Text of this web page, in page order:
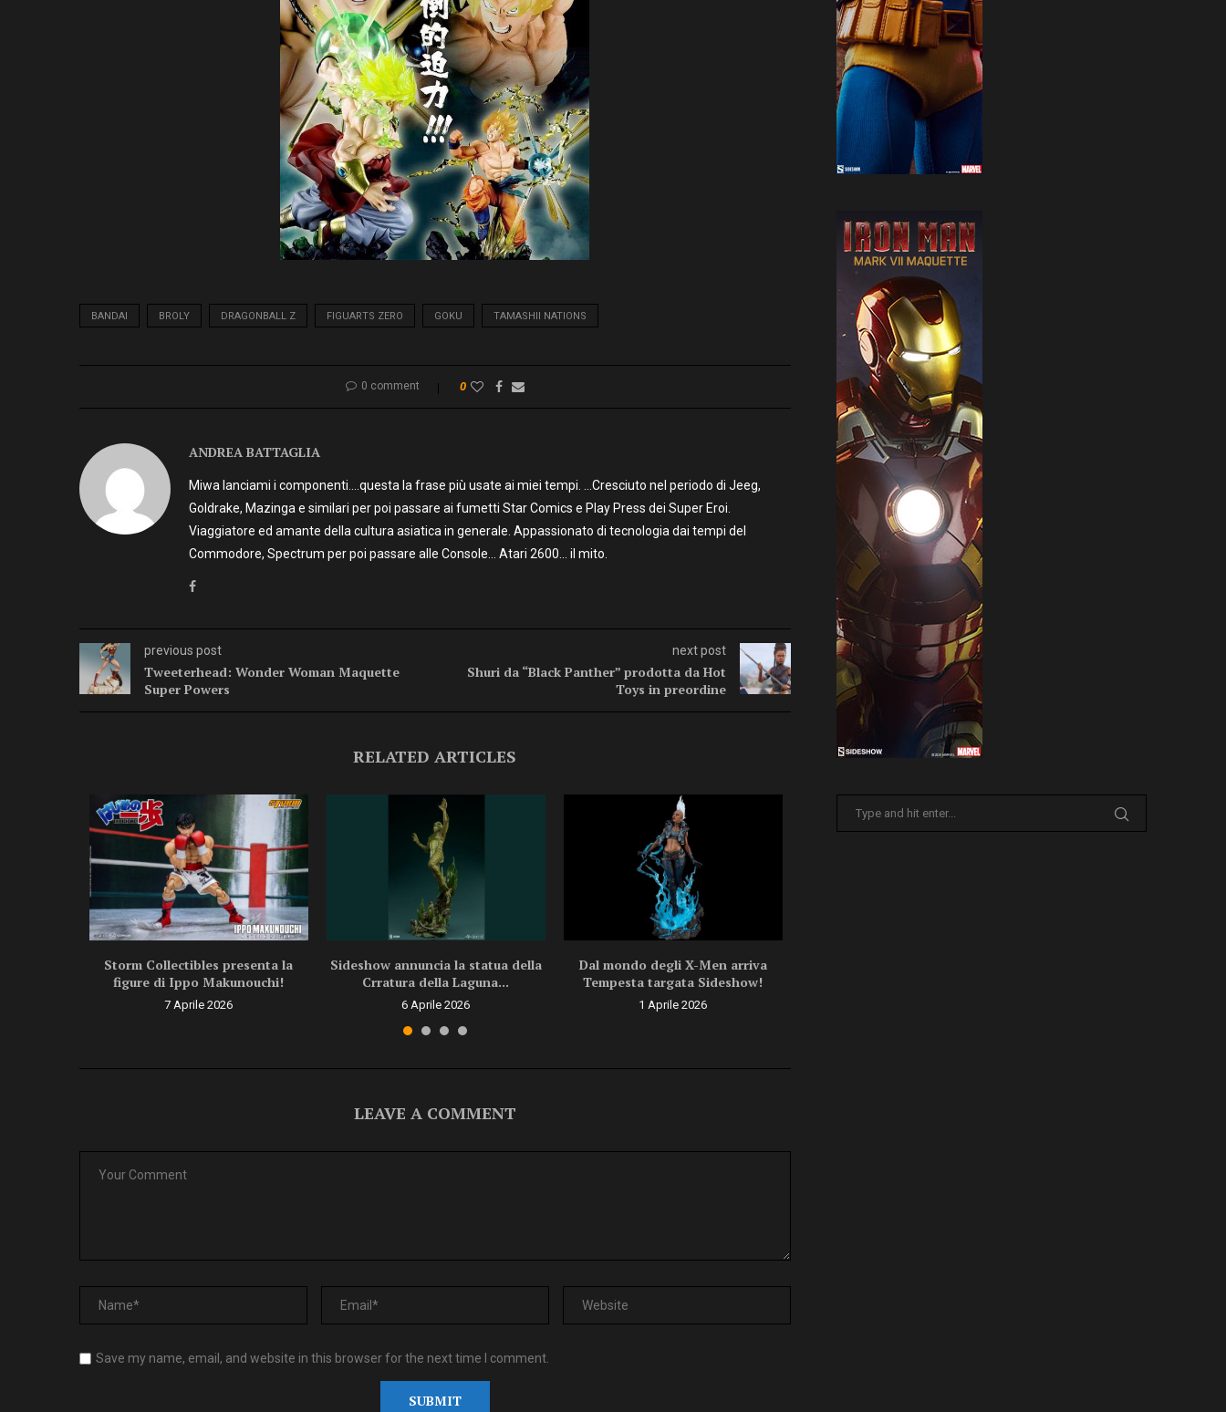
BANDAI BROLY DRAGONBALL Z FIGUARTS ZERO GOKU TAMASHII NATIONS
0 comment 0
ANDREA BATTAGLIA
Miwa lanciami i componenti….questa la frase più usate ai miei tempi. …Cresciuto nel periodo di Jeeg,
Goldrake, Mazinga e similari per poi passare ai fumetti Star Comics e Play Press dei Super Eroi.
Viaggiatore ed amante della cultura asiatica in generale. Appassionato di tecnologia dai tempi del
Commodore, Spectrum per poi passare alle Console… Atari 2600… il mito.
previous post
Tweeterhead: Wonder Woman Maquette
Super Powers
next post
Shuri da “Black Panther” prodotta da Hot
Toys in preordine
RELATED ARTICLES
Storm Collectibles presenta la
figure di Ippo Makunouchi!
7 Aprile 2026
Sideshow annuncia la statua della
Crratura della Laguna...
6 Aprile 2026
Dal mondo degli X-Men arriva
Tempesta targata Sideshow!
1 Aprile 2026
LEAVE A COMMENT
Save my name, email, and website in this browser for the next time I comment.